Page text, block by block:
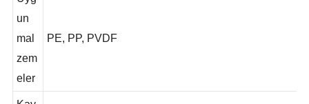
mal
zem
eler